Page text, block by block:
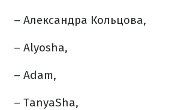
– Александра Кольцова,
– Alyosha,
– Adam,
– TanyaSha,